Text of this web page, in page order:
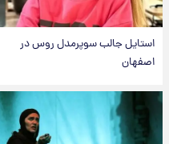
استایل جالب سوپرمدل روس در
اصفهان